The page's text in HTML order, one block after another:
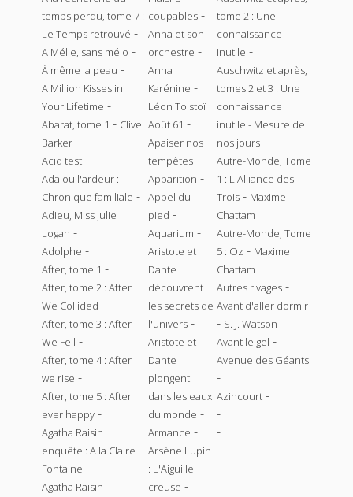
temps perdu, tome 7 :
Le Temps retrouvé -
A Mélie, sans mélo -
À même la peau -
A Million Kisses in
Your Lifetime -
Abarat, tome 1 - Clive
Barker
Acid test -
Ada ou l'ardeur :
Chronique familiale -
Adieu, Miss Julie
Logan -
Adolphe -
After, tome 1 -
After, tome 2 : After
We Collided -
After, tome 3 : After
We Fell -
After, tome 4 : After
we rise -
After, tome 5 : After
ever happy -
Agatha Raisin
enquête : A la Claire
Fontaine -
Agatha Raisin
coupables -
Anna et son
orchestre -
Anna
Karénine -
Léon Tolstoï
Août 61 -
Apaiser nos
tempêtes -
Apparition -
Appel du
pied -
Aquarium -
Aristote et
Dante
découvrent
les secrets de
l'univers -
Aristote et
Dante
plongent
dans les eaux
du monde -
Armance -
Arsène Lupin
: L'Aiguille
creuse -
tome 2 : Une
connaissance
inutile -
Auschwitz et après,
tomes 2 et 3 : Une
connaissance
inutile - Mesure de
nos jours -
Autre-Monde, Tome
1 : L'Alliance des
Trois - Maxime
Chattam
Autre-Monde, Tome
5 : Oz - Maxime
Chattam
Autres rivages -
Avant d'aller dormir
- S. J. Watson
Avant le gel -
Avenue des Géants
-
Azincourt -
-
-